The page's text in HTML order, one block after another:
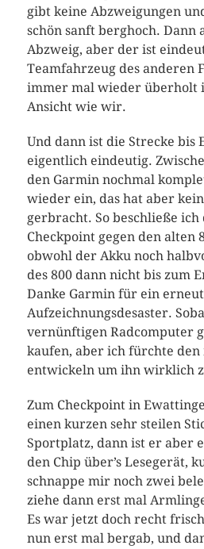
gibt keine Abzweigungen
schön sanft berghoch. Dann
Abzweig, aber der ist
Teamfahrzeug des anderen
immer mal wieder überholt
Ansicht wie wir.
Und dann ist die Strecke bis
eigentlich eindeutig.
den Garmin nochmal
wieder ein, das hat aber
gerbracht. So beschließe ich
Checkpoint gegen den alten
obwohl der Akku noch
des 800 dann nicht bis zum
Danke Garmin für ein
Aufzeichnungsdesaster.
vernünftigen Radcomputer
kaufen, aber ich fürchte den
entwickeln um ihn wirklich
Zum Checkpoint in
einen kurzen sehr steilen
Sportplatz, dann ist er aber
den Chip über’s Lesegerät,
schnappe mir noch zwei
ziehe dann erst mal
Es war jetzt doch recht
nun erst mal bergab, und